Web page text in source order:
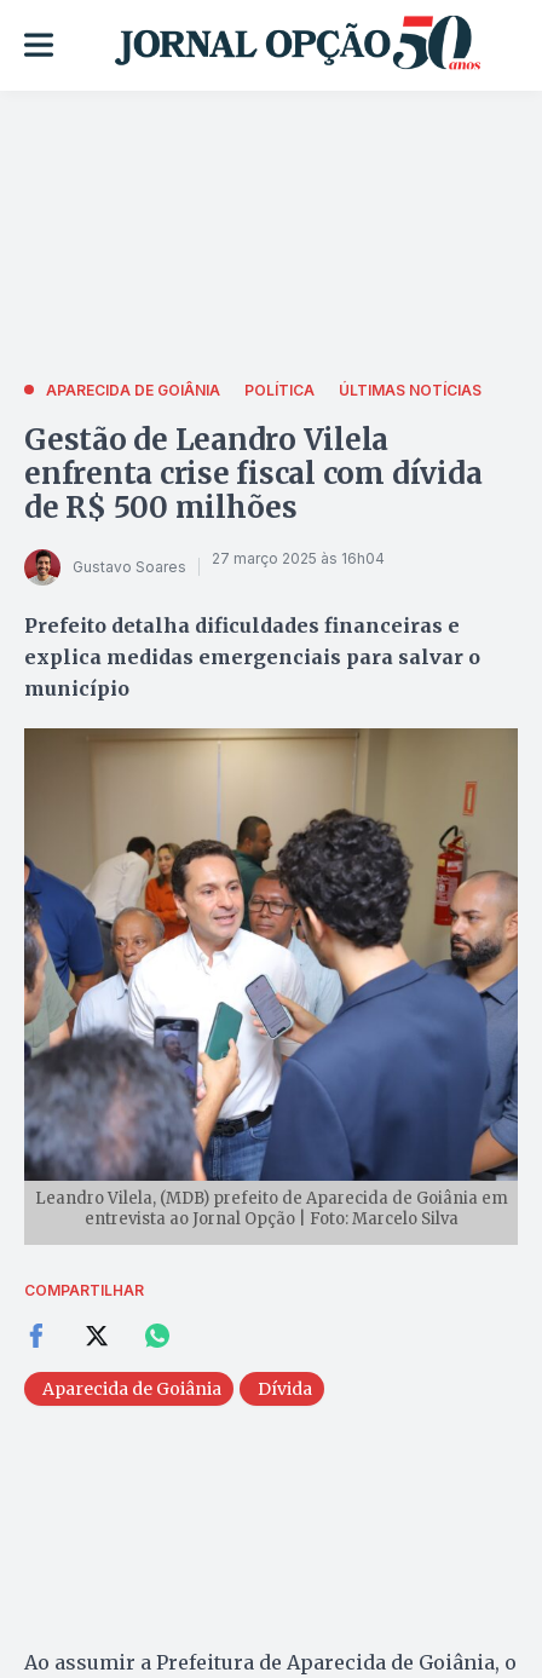
APARECIDA DE GOIÂNIA POLÍTICA ÚLTIMAS NOTÍCIAS
Gestão de Leandro Vilela
enfrenta crise fiscal com dívida
de R$ 500 milhões
Gustavo Soares 27 março 2025 às 16h04
Prefeito detalha dificuldades financeiras e
explica medidas emergenciais para salvar o
município
Leandro Vilela, (MDB) prefeito de Aparecida de Goiânia em
entrevista ao Jornal Opção | Foto: Marcelo Silva
COMPARTILHAR
Aparecida de Goiânia Dívida
Ao assumir a Prefeitura de Aparecida de Goiânia, o